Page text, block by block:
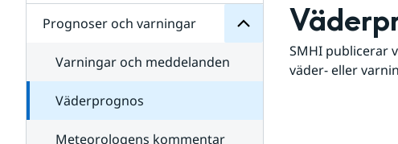
Prognoser och varningar
Varningar och meddelanden
Väderprognos
Meteorologens kommentar
SMHI publicerar
väder- eller